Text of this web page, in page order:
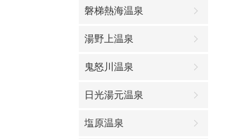
磐梯熱海温泉
湯野上温泉
鬼怒川温泉
日光湯元温泉
塩原温泉